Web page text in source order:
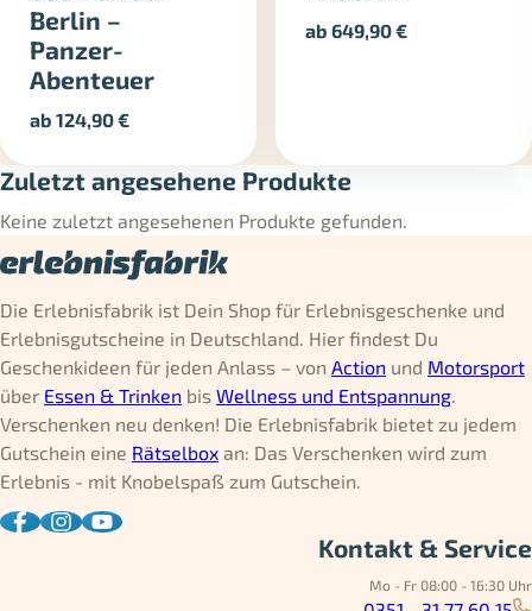
Berlin –
Panzer-
Abenteuer
ab124,90€
ab649,90€
Zuletzt angesehene Produkte
Keine zuletzt angesehenen Produkte gefunden.
Die Erlebnisfabrik ist Dein Shop für Erlebnisgeschenke und
Erlebnisgutscheine in Deutschland. Hier findest Du
Geschenkideen für jeden Anlass – von Action und Motorsport
über Essen & Trinken bis Wellness und Entspannung.
Verschenken neu denken! Die Erlebnisfabrik bietet zu jedem
Gutschein eine Rätselbox an: Das Verschenken wird zum
Erlebnis - mit Knobelspaß zum Gutschein.
Kontakt & Service
Mo - Fr 08:00 - 16:30 Uhr